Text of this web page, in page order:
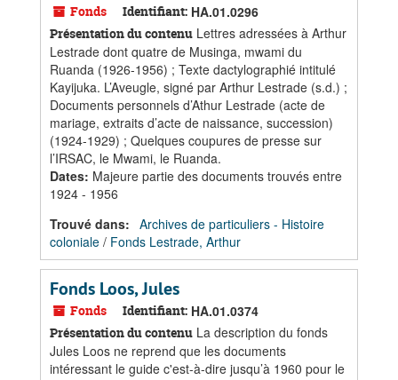
Fonds Identifiant: HA.01.0296
Présentation du contenu Lettres adressées à Arthur
Lestrade dont quatre de Musinga, mwami du
Ruanda (1926-1956) ; Texte dactylographié intitulé
Kayijuka. L’Aveugle, signé par Arthur Lestrade (s.d.) ;
Documents personnels d’Athur Lestrade (acte de
mariage, extraits d’acte de naissance, succession)
(1924-1929) ; Quelques coupures de presse sur
l’IRSAC, le Mwami, le Ruanda.
Dates: Majeure partie des documents trouvés entre
1924 - 1956
Trouvé dans: Archives de particuliers - Histoire
coloniale / Fonds Lestrade, Arthur
Fonds Loos, Jules
Fonds Identifiant: HA.01.0374
Présentation du contenu La description du fonds
Jules Loos ne reprend que les documents
intéressant le guide c'est-à-dire jusqu’à 1960 pour le